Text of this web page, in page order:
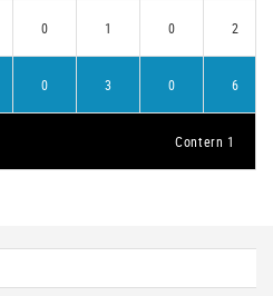
0 1 0 2
0 3 0 6
Contern 1